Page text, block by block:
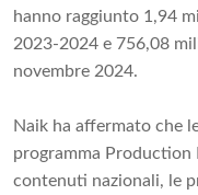
hanno raggiunto 1,94
2023-2024 e 756,08
novembre 2024.
Naik ha affermato che
programma Production
contenuti nazionali, le